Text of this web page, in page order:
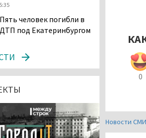
0
Новости
Пять человек погибли в
ДТП под Екатеринбургом
проникли в квартиру
через балкон, чтобы
В Красноуральске хитрый
водитель BMW ездил с